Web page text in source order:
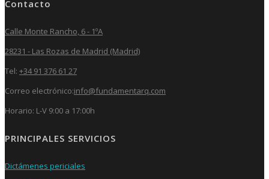
Contacto
Calle Monte Rancho, 6 - 1ºA
28231 - Las Rozas de Madrid (Madrid)
Tel: +34 91 376 61 27
Correo electrónico:info@fundamentarq.com
Horario: L-V 9:00 a 17:00h
PRINCIPALES SERVICIOS
Dictámenes periciales